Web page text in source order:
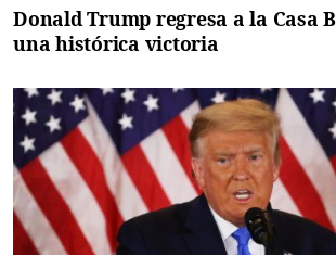
Donald Trump regresa a la Casa
una histórica victoria